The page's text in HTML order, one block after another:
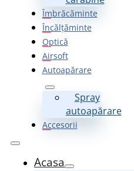
Îmbrăcăminte
Încălțăminte
Optică
Airsoft
Autoapărare
Spray
autoapărare
Accesorii
Acasa